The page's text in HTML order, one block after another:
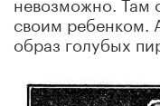
своим ребенком.
образ голубых